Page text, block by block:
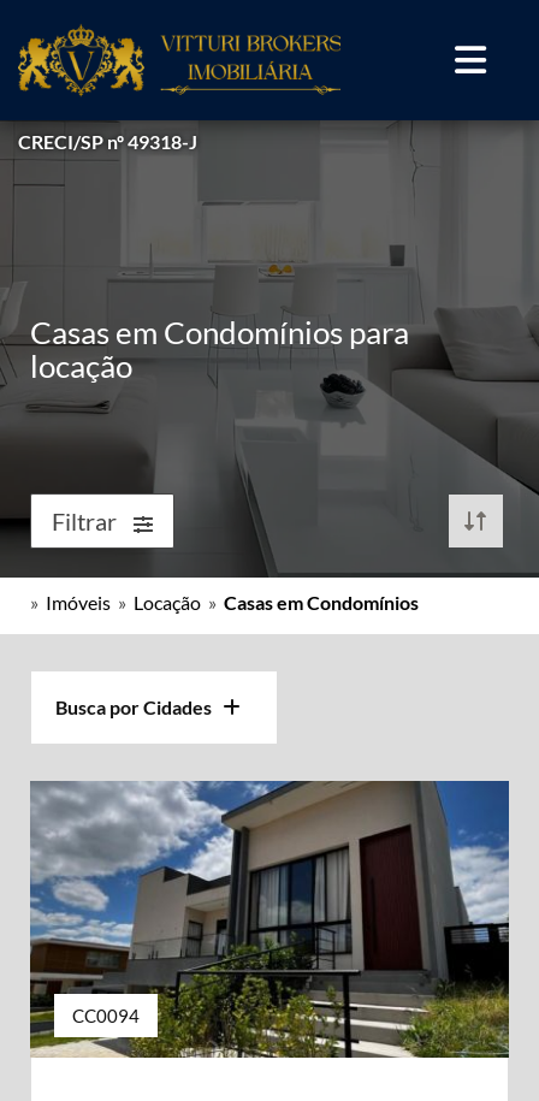
CRECI/SP nº 49318-J
Casas em Condomínios para
locação
Filtrar
» Imóveis » Locação » Casas em Condomínios
Busca por Cidades
CC0094